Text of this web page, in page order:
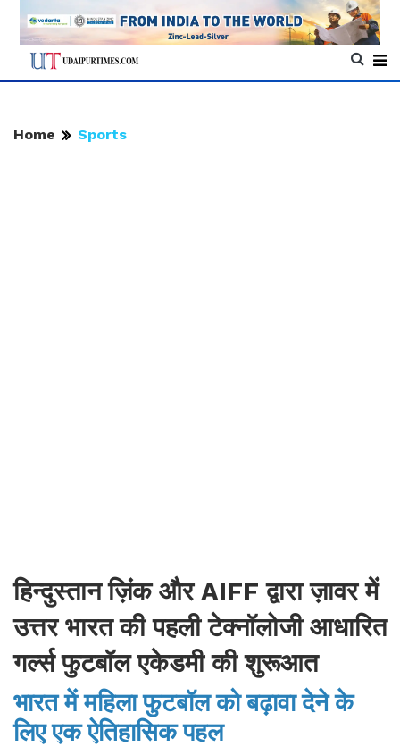
Home Sports
हिन्दुस्तान ज़िंक और AIFF द्वारा ज़ावर में
उत्तर भारत की पहली टेक्नॉलोजी आधारित
गर्ल्स फुटबॉल एकेडमी की शुरूआत
भारत में महिला फुटबॉल को बढ़ावा देने के
लिए एक ऐतिहासिक पहल